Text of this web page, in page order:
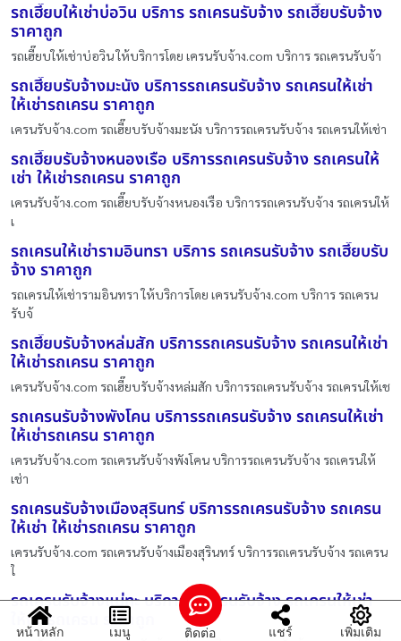
รถเฮี๊ยบให้เช่าบ่อวิน บริการ รถเครนรับจ้าง รถเฮี๊ยบรับจ้าง
ราคาถูก
รถเฮี๊ยบให้เช่าบ่อวิน ให้บริการโดย เครนรับจ้าง.com บริการ รถเครนรับจ้า
รถเฮี๊ยบรับจ้างมะนัง บริการรถเครนรับจ้าง รถเครนให้เช่า
ให้เช่ารถเครน ราคาถูก
เครนรับจ้าง.com รถเฮี๊ยบรับจ้างมะนัง บริการรถเครนรับจ้าง รถเครนให้เช่า
รถเฮี๊ยบรับจ้างหนองเรือ บริการรถเครนรับจ้าง รถเครนให้
เช่า ให้เช่ารถเครน ราคาถูก
เครนรับจ้าง.com รถเฮี๊ยบรับจ้างหนองเรือ บริการรถเครนรับจ้าง รถเครนให้
เ
รถเครนให้เช่ารามอินทรา บริการ รถเครนรับจ้าง รถเฮี๊ยบรับ
จ้าง ราคาถูก
รถเครนให้เช่ารามอินทรา ให้บริการโดย เครนรับจ้าง.com บริการ รถเครน
รับจ้
รถเฮี๊ยบรับจ้างหล่มสัก บริการรถเครนรับจ้าง รถเครนให้เช่า
ให้เช่ารถเครน ราคาถูก
เครนรับจ้าง.com รถเฮี๊ยบรับจ้างหล่มสัก บริการรถเครนรับจ้าง รถเครนให้เช
รถเครนรับจ้างพังโคน บริการรถเครนรับจ้าง รถเครนให้เช่า
ให้เช่ารถเครน ราคาถูก
เครนรับจ้าง.com รถเครนรับจ้างพังโคน บริการรถเครนรับจ้าง รถเครนให้
เช่า
รถเครนรับจ้างเมืองสุรินทร์ บริการรถเครนรับจ้าง รถเครน
ให้เช่า ให้เช่ารถเครน ราคาถูก
เครนรับจ้าง.com รถเครนรับจ้างเมืองสุรินทร์ บริการรถเครนรับจ้าง รถเครน
ใ
รถเครนรับจ้างแม่ทะ บริการรถเครนรับจ้าง รถเครนให้เช่า
ให้เช่ารถเครน ราคาถูก
หน้าหลัก เมนู ติดต่อ แชร์ เพิ่มเติม